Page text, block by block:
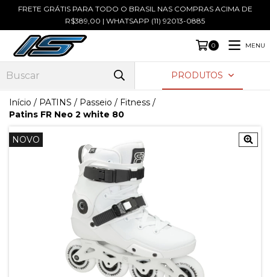
FRETE GRÁTIS PARA TODO O BRASIL NAS COMPRAS ACIMA DE
R$389,00 | WHATSAPP (11) 92013-0885
0 MENU
PRODUTOS
Início / PATINS / Passeio / Fitness /
Patins FR Neo 2 white 80
NOVO